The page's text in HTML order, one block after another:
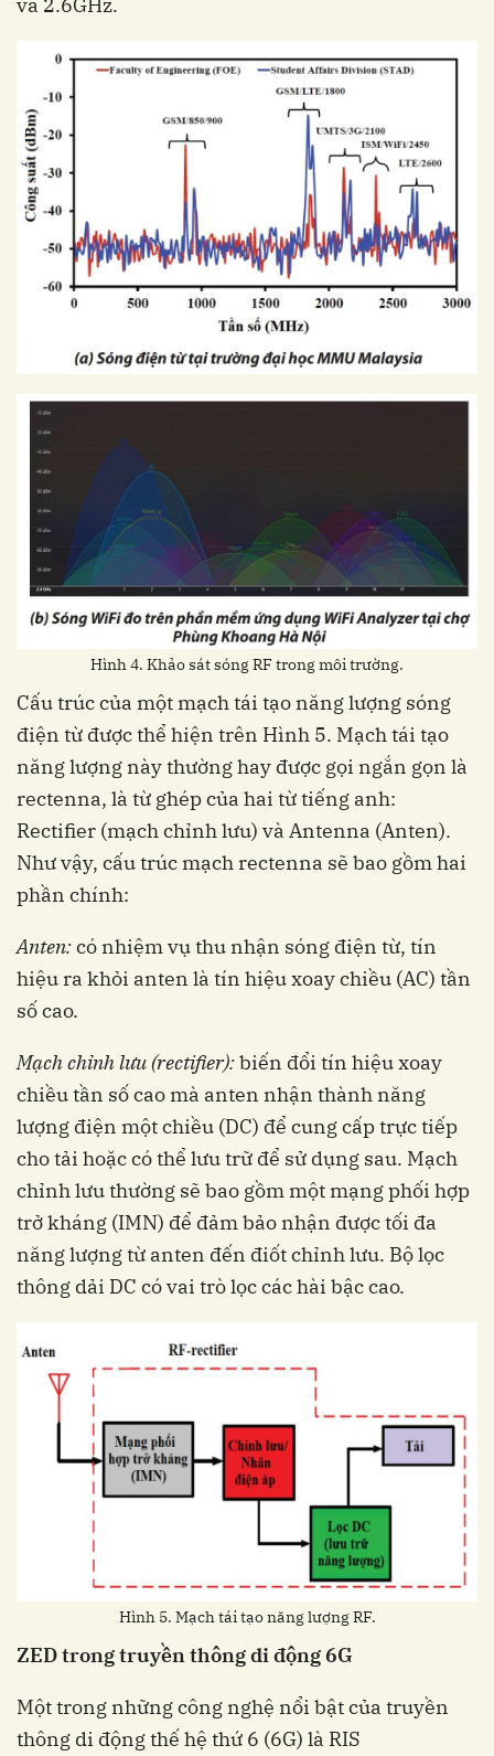
Hình 4. Khảo sát sóng RF trong môi trường.
Cấu trúc của một mạch tái tạo năng lượng sóng
điện từ được thể hiện trên Hình 5. Mạch tái tạo
năng lượng này thường hay được gọi ngắn gọn là
rectenna, là từ ghép của hai từ tiếng anh:
Rectifier (mạch chỉnh lưu) và Antenna (Anten).
Như vậy, cấu trúc mạch rectenna sẽ bao gồm hai
phần chính:
Anten:có nhiệm vụ thu nhận sóng điện từ, tín
hiệu ra khỏi anten là tín hiệu xoay chiều (AC) tần
số cao.
Mạch chỉnh lưu (rectifier):biến đổi tín hiệu xoay
chiều tần số cao mà anten nhận thành năng
lượng điện một chiều (DC) để cung cấp trực tiếp
cho tải hoặc có thể lưu trữ để sử dụng sau. Mạch
chỉnh lưu thường sẽ bao gồm một mạng phối hợp
trở kháng (IMN) để đảm bảo nhận được tối đa
năng lượng từ anten đến điốt chỉnh lưu. Bộ lọc
thông dải DC có vai trò lọc các hài bậc cao.
Hình 5. Mạch tái tạo năng lượng RF.
ZED trong truyền thông di động 6G
Một trong những công nghệ nổi bật của truyền
thông di động thế hệ thứ 6 (6G) là RIS